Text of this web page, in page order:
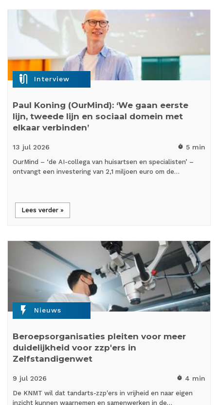
mic_external_on Interview
Paul Koning (OurMind): ‘We gaan eerste
lijn, tweede lijn en sociaal domein met
elkaar verbinden’
13 jul 2026 timer 5 min
OurMind – ‘de AI-collega van huisartsen en specialisten’ –
ontvangt een investering van 2,1 miljoen euro om de…
Lees verder »
flash_on Nieuws
Beroepsorganisaties pleiten voor meer
duidelijkheid voor zzp'ers in
Zelfstandigenwet
9 jul 2026 timer 4 min
De KNMT wil dat tandarts-zzp'ers in vrijheid en naar eigen
inzicht kunnen waarnemen en samenwerken in de…